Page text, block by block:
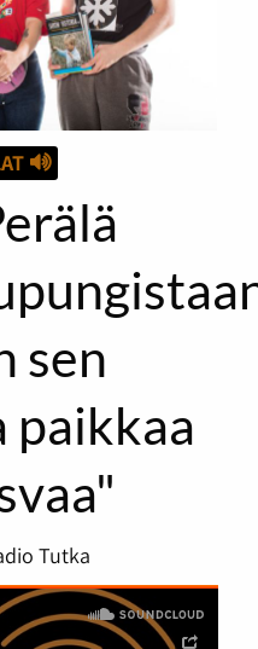
sen
paikkaa
Tutka